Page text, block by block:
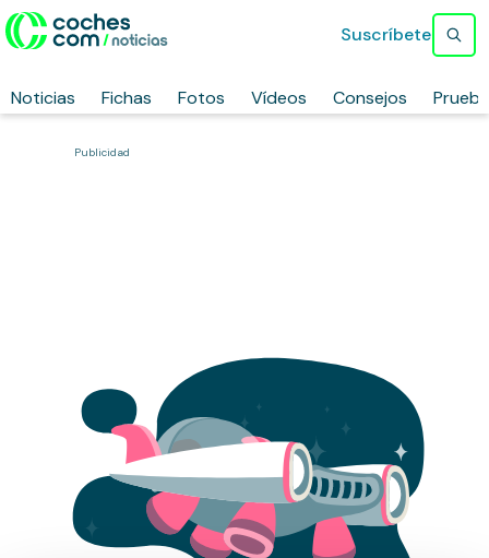
Noticias Fichas Fotos Vídeos Consejos
Suscríbete
Publicidad